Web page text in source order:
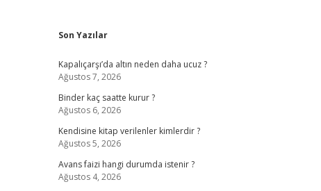
Sidebar
Son Yazılar
Kapalıçarşı’da altın neden daha ucuz ?
Ağustos 7, 2026
Binder kaç saatte kurur ?
Ağustos 6, 2026
Kendisine kitap verilenler kimlerdir ?
Ağustos 5, 2026
Avans faizi hangi durumda istenir ?
Ağustos 4, 2026
ilbet güncel giriş adresi